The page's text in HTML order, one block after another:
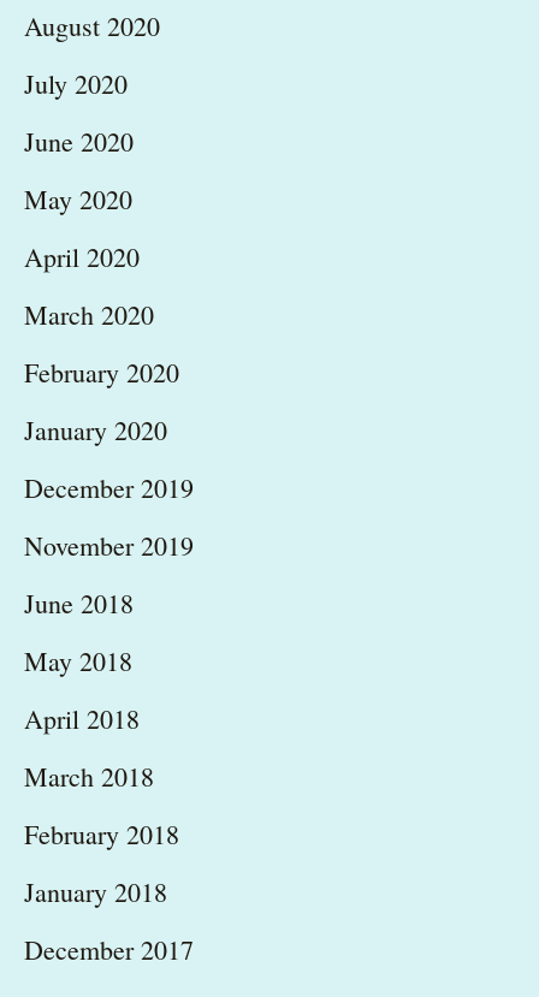
August 2020
July 2020
June 2020
May 2020
April 2020
March 2020
February 2020
January 2020
December 2019
November 2019
June 2018
May 2018
April 2018
March 2018
February 2018
January 2018
December 2017